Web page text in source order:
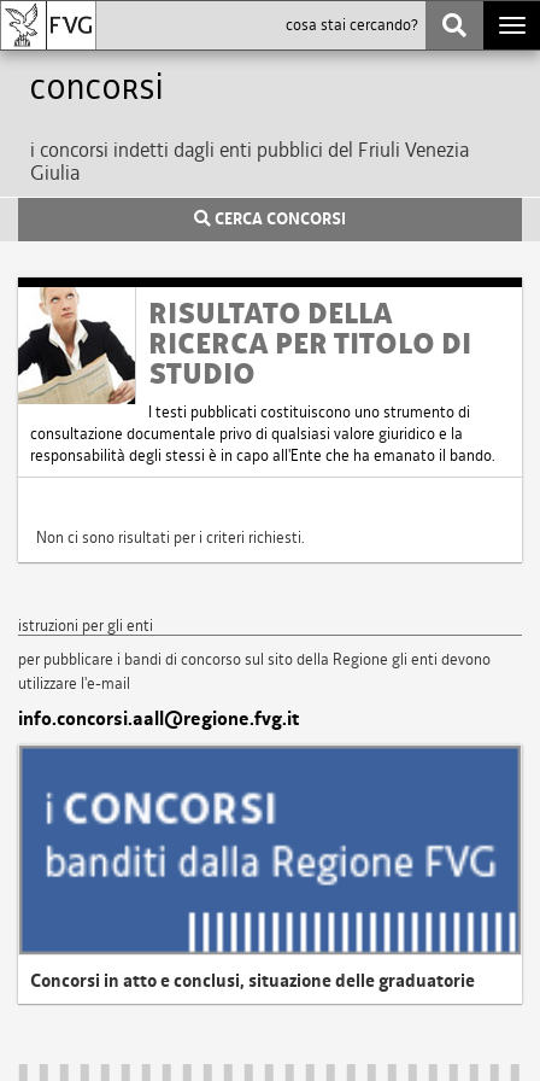
Concorsi
i concorsi indetti dagli enti pubblici del Friuli Venezia
Giulia
CERCA CONCORSI
RISULTATO DELLA
RICERCA PER TITOLO DI
STUDIO
I testi pubblicati costituiscono uno strumento di
consultazione documentale privo di qualsiasi valore giuridico e la
responsabilità degli stessi è in capo all'Ente che ha emanato il bando.
Non ci sono risultati per i criteri richiesti.
istruzioni per gli enti
per pubblicare i bandi di concorso sul sito della Regione gli enti devono
utilizzare l'e-mail
info.concorsi.aall@regione.fvg.it
Concorsi in atto e conclusi, situazione delle graduatorie